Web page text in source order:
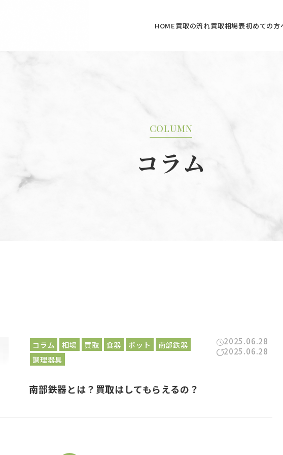
HOME買取の流れ買取相場表初めての方
COLUMN
コラム
コラム 相場 買取 食器 ポット
南部鉄器
調理器具
2025.06.28
2025.06.28
南部鉄器とは？買取はしてもらえるの？